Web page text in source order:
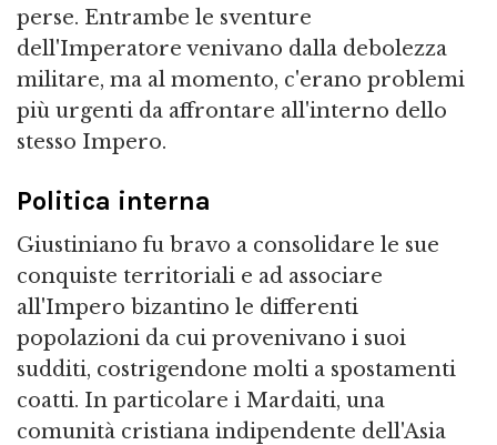
perse. Entrambe le sventure
dell'Imperatore venivano dalla debolezza
militare, ma al momento, c'erano problemi
più urgenti da affrontare all'interno dello
stesso Impero.
Politica interna
Giustiniano fu bravo a consolidare le sue
conquiste territoriali e ad associare
all'Impero bizantino le differenti
popolazioni da cui provenivano i suoi
sudditi, costrigendone molti a spostamenti
coatti. In particolare i Mardaiti, una
comunità cristiana indipendente dell'Asia